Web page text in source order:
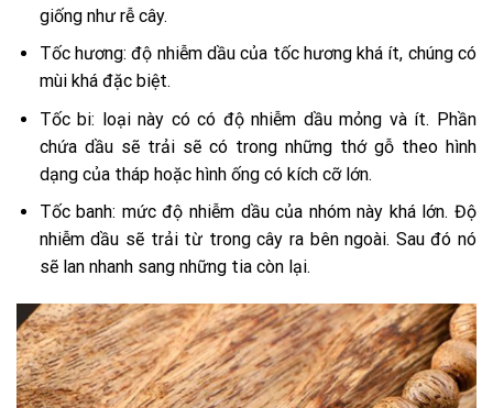
giống như rễ cây.
Tốc hương: độ nhiễm dầu của tốc hương khá ít, chúng có
mùi khá đặc biệt.
Tốc bi: loại này có có độ nhiễm dầu mỏng và ít. Phần
chứa dầu sẽ trải sẽ có trong những thớ gỗ theo hình
dạng của tháp hoặc hình ống có kích cỡ lớn.
Tốc banh: mức độ nhiễm dầu của nhóm này khá lớn. Độ
nhiễm dầu sẽ trải từ trong cây ra bên ngoài. Sau đó nó
sẽ lan nhanh sang những tia còn lại.